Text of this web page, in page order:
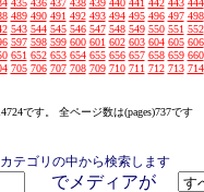
435 436 437 438 439 440 441 442 443 444
489 490 491 492 493 494 495 496 497 498
543 544 545 546 547 548 549 550 551 552
597 598 599 600 601 602 603 604 605 606
651 652 653 654 655 656 657 658 659 660
705 706 707 708 709 710 711 712 713 714
です。 全ページ数は(pages)737です
テゴリの中から検索します
でメディアが